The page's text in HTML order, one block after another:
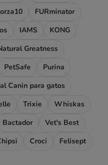
FURminator
IAMS
KONG
Greatness
PetSafe
Purina
Canin para gatos
Trixie
Whiskas
Bactador
Vet's Best
Croci
Felisept